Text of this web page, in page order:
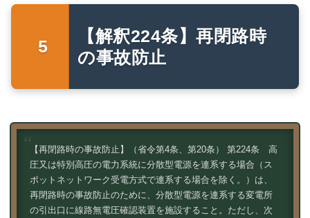
【解釈224条】再閉路時
の事故防止
【再閉路時の事故防止】（省令第4条、第20条） 第224条 高
圧又は特別高圧の電力系統に分散型電源を連系する場合（ス
ポットネットワーク受電方式で連系する場合を除く。）は、
再閉路時の事故防止のために、分散型電源を連系する変電所
の引出口に線路無電圧確認装置を施設すること。ただし、次